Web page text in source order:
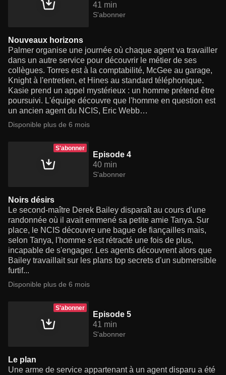
41 min
S'abonner
Nouveaux horizons
Palmer organise une journée où chaque agent va travailler
dans un autre service pour découvrir le métier de ses
collègues. Torres est à la comptabilité, McGee au garage,
Knight à l'entretien, et Hines au standard téléphonique.
Kasie prend un appel mystérieux : un homme prétend être
poursuivi. L'équipe découvre que l'homme en question est
un ancien agent du NCIS, Eric Webb…
Disponible plus de 6 mois
S'abonner
Episode 4
40 min
S'abonner
Noirs désirs
Le second-maître Derek Bailey disparaît au cours d'une
randonnée où il avait emmené sa petite amie Tanya. Sur
place, le NCIS découvre une bague de fiançailles mais,
selon Tanya, l'homme s'est rétracté une fois de plus,
incapable de s'engager. Les agents découvrent alors que
Bailey travaillait sur les plans top secrets d'un submersible
furtif...
Disponible plus de 6 mois
S'abonner
Episode 5
41 min
S'abonner
Le plan
Une arme de service appartenant à un agent disparu a été